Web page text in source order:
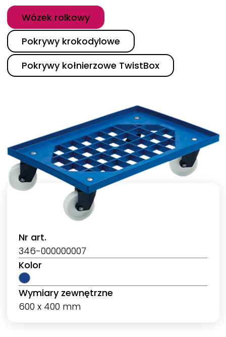
Kategoria
Wózek rolkowy
Pokrywy krokodylowe
Pokrywy kołnierzowe TwistBox
Nr art.
346-000000007
Kolor
Wymiary zewnętrzne
600 x 400 mm